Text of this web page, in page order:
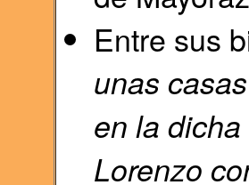
Entre sus
unas
en la
Lorenzo